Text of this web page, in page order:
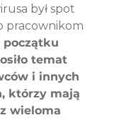
był spot
pracownikom
początku
temat
i innych
którzy mają
wieloma